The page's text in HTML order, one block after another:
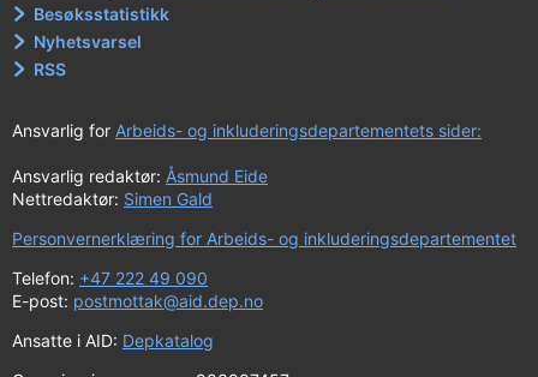
Besøksstatistikk
Nyhetsvarsel
RSS
Ansvarlig for Arbeids- og inkluderingsdepartementets sider:
Ansvarlig redaktør: Åsmund Eide
Nettredaktør: Simen Gald
Personvernerklæring for Arbeids- og inkluderingsdepartementet
Telefon: +47 222 49 090
E-post: postmottak@aid.dep.no
Ansatte i AID: Depkatalog